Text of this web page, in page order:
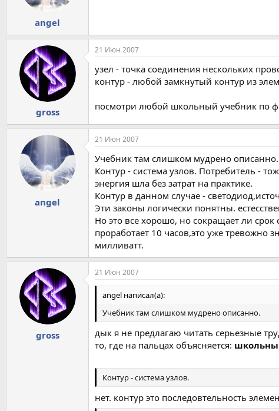
angel
gross
21 Июн 2007
узел - точка соединения нескольких
контур - любой замкнутый контур из
посмотри любой школьный учебник по
angel
21 Июн 2007
Учебник там слишком мудрено
Контур - система узлов. Потребитель -
энергия шла без затрат на практике.
Контур в данном случае -
Эти законы логически понятны.
Но это все хорошо, но сокращает ли срок
проработает 10 часов,это уже тревожно
милливатт.
gross
21 Июн 2007
angel написал(а):
Учебник там слишком мудрено описанно.
дык я не предлагаю читать серьезные
то, где на пальцах объясняется:
Контур - система узлов.
нет. контур это последовтельность